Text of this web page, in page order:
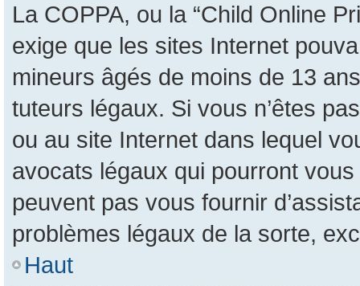
La COPPA, ou la “Child Online
exige que les sites Internet
mineurs âgés de moins de 13
tuteurs légaux. Si vous n’êtes
ou au site Internet dans lequel
avocats légaux qui pourront
peuvent pas vous fournir
problèmes légaux de la sorte,
Haut